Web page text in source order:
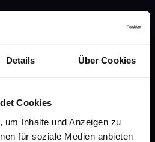
Details Über Cookies
Cookies
um Inhalte und Anzeigen zu
für soziale Medien anbieten